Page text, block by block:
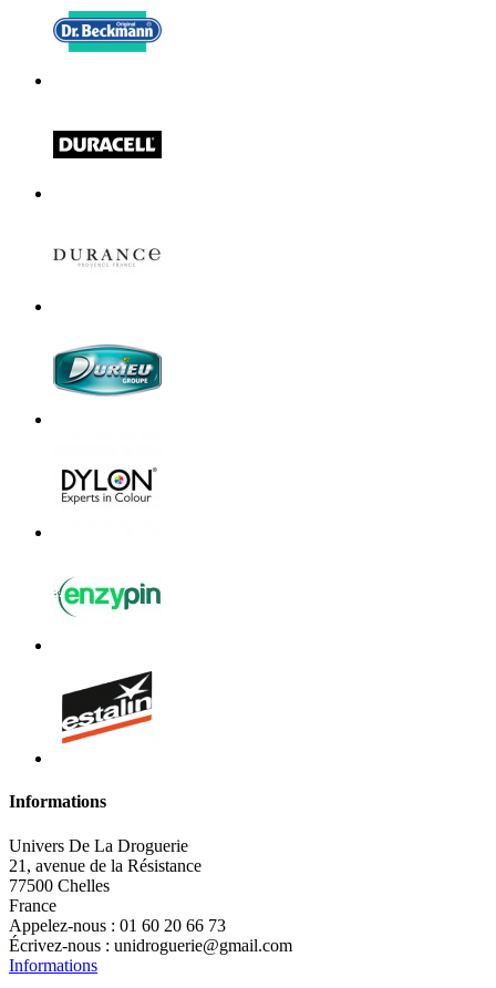
Informations
Univers De La Droguerie
21, avenue de la Résistance
77500 Chelles
France
Appelez-nous : 01 60 20 66 73
Écrivez-nous : unidroguerie@gmail.com
Informations